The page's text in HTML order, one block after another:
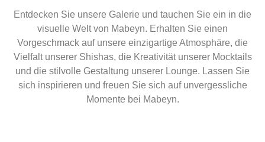
Entdecken Sie unsere Galerie und tauchen Sie ein in die
visuelle Welt von Mabeyn. Erhalten Sie einen
Vorgeschmack auf unsere einzigartige Atmosphäre, die
Vielfalt unserer Shishas, die Kreativität unserer Mocktails
und die stilvolle Gestaltung unserer Lounge. Lassen Sie
sich inspirieren und freuen Sie sich auf unvergessliche
Momente bei Mabeyn.